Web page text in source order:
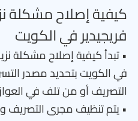
كيفية إصلاح مشكلة
فريجيدير في الكويت
• تبدأ كيفية إصلاح مشكلة
في الكويت بتحديد مصدر
التصريف أو من تلف في
• يتم تنظيف مجرى التصريف